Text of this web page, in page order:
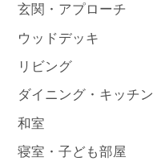
玄関・アプローチ
ウッドデッキ
リビング
ダイニング・キッチン
和室
寝室・子ども部屋